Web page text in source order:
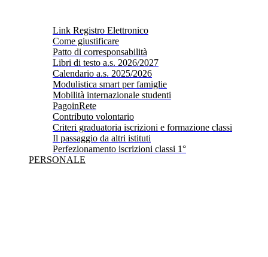
Link Registro Elettronico
Come giustificare
Patto di corresponsabilità
Libri di testo a.s. 2026/2027
Calendario a.s. 2025/2026
Modulistica smart per famiglie
Mobilità internazionale studenti
PagoinRete
Contributo volontario
Criteri graduatoria iscrizioni e formazione classi
Il passaggio da altri istituti
Perfezionamento iscrizioni classi 1°
PERSONALE